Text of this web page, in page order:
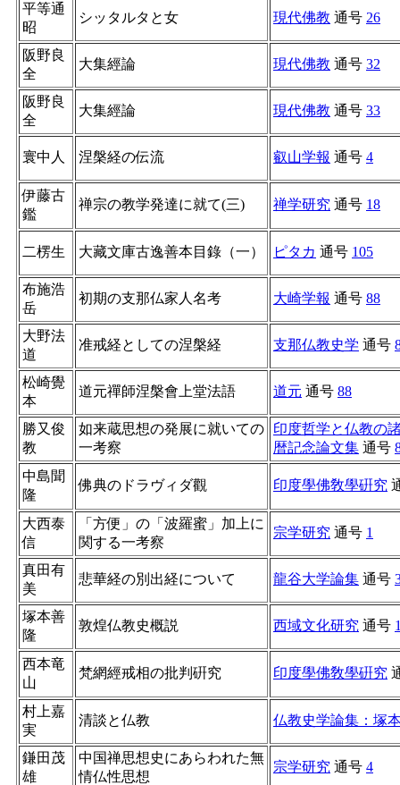
平等通
昭
シッタルタと女 現代佛教 通号 26
阪野良
全
大集經論 現代佛教 通号 32
阪野良
全
大集經論 現代佛教 通号 33
寰中人 涅槃経の伝流 叡山学報 通号 4
伊藤古
鑑
禅宗の教学発達に就て(三) 禅学研究 通号 18
二楞生 大藏文庫古逸善本目錄（一） ピタカ 通号 105
布施浩
岳
初期の支那仏家人名考 大崎学報 通号 88
大野法
道
准戒経としての涅槃経 支那仏教史学 通号
松崎覺
本
道元禪師涅槃會上堂法語 道元 通号 88
勝又俊
教
如来蔵思想の発展に就いての
一考察
印度哲学と仏教の
暦記念論文集 通号
中島聞
隆
佛典のドラヴィダ觀 印度學佛敎學硏究
大西泰
信
「方便」の「波羅蜜」加上に
関する一考察
宗学研究 通号 1
真田有
美
悲華経の別出経について 龍谷大学論集 通号
塚本善
隆
敦煌仏教史概説 西域文化研究 通号
西本竜
山
梵網經戒相の批判󠄁硏󠄀究 印度學佛敎學硏究
村上嘉
実
清談と仏教 仏教史学論集：塚
鎌田茂
雄
中国禅思想史にあらわれた無
情仏性思想
宗学研究 通号 4